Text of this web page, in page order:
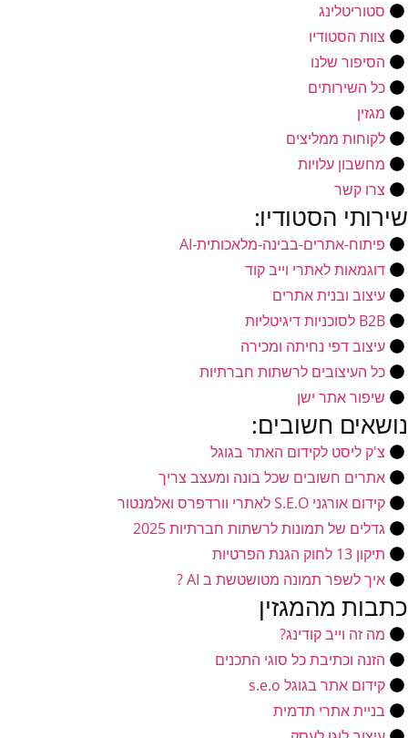
סטוריטלינג
צוות הסטודיו
הסיפור שלנו
כל השירותים
מגזין
לקוחות ממליצים
מחשבון עלויות
צרו קשר
שירותי הסטודיו:
פיתוח-אתרים-בבינה-מלאכותית-AI
דוגמאות לאתרי וייב קוד
עיצוב ובנית אתרים
B2B לסוכניות דיגיטליות
עיצוב דפי נחיתה ומכירה
כל העיצובים לרשתות חברתיות
שיפור אתר ישן
נושאים חשובים:
צ'ק ליסט לקידום האתר בגוגל
אתרים חשובים שכל בונה ומעצב צריך
קידום אורגני S.E.O לאתרי וורדפרס ואלמנטור
גדלים של תמונות לרשתות חברתיות 2025
תיקון 13 לחוק הגנת הפרטיות
איך לשפר תמונה מטושטשת ב AI ?
כתבות מהמגזין
מה זה וייב קודינג?
הזנה וכתיבת כל סוגי התכנים
קידום אתר בגוגל s.e.o
בניית אתרי תדמית